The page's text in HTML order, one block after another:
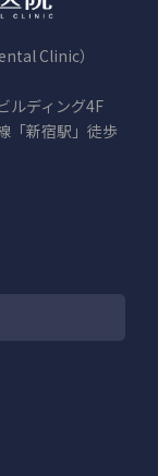
Clinic）
ルディング4F
「新宿駅」徒歩